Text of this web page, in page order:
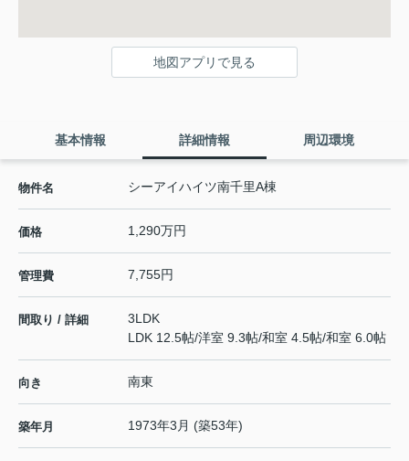
地図アプリで見る
基本情報 詳細情報 周辺環境
物件名 シーアイハイツ南千里A棟
価格 1,290万円
管理費 7,755円
間取り / 詳細
3LDK
LDK 12.5帖/洋室 9.3帖/和室 4.5帖/和室 6.0帖
向き 南東
築年月 1973年3月 (築53年)